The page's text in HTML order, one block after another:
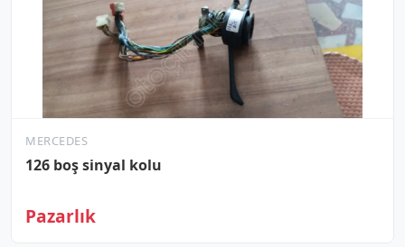
MERCEDES
126 boş sinyal kolu
Pazarlık